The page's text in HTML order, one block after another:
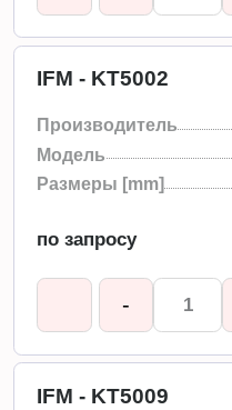
IFM - KT5002
Производитель
Модель
Размеры [mm]
по запросу
-
IFM - KT5009